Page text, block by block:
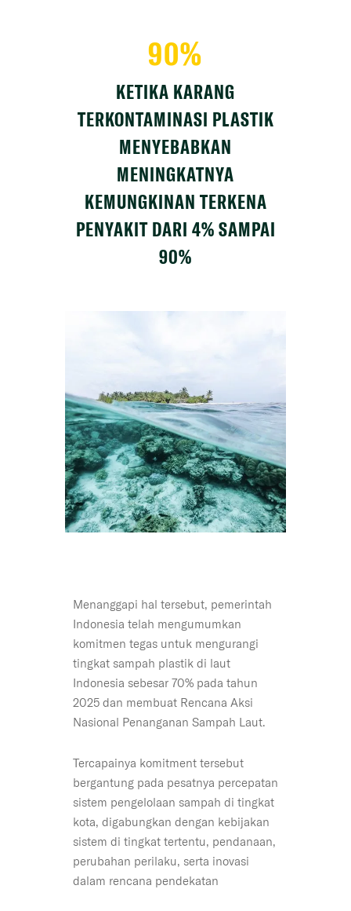
90%
KETIKA KARANG
TERKONTAMINASI PLASTIK
MENYEBABKAN
MENINGKATNYA
KEMUNGKINAN TERKENA
PENYAKIT DARI 4% SAMPAI
90%
Menanggapi hal tersebut, pemerintah
Indonesia telah mengumumkan
komitmen tegas untuk mengurangi
tingkat sampah plastik di laut
Indonesia sebesar 70% pada tahun
2025 dan membuat Rencana Aksi
Nasional Penanganan Sampah Laut.
Tercapainya komitment tersebut
bergantung pada pesatnya percepatan
sistem pengelolaan sampah di tingkat
kota, digabungkan dengan kebijakan
sistem di tingkat tertentu, pendanaan,
perubahan perilaku, serta inovasi
dalam rencana pendekatan